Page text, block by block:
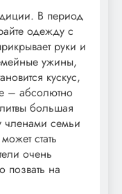
В период
одежду с
руки и
ужины,
кускус,
– абсолютно
большая
членами семьи
стать
очень
позвать на